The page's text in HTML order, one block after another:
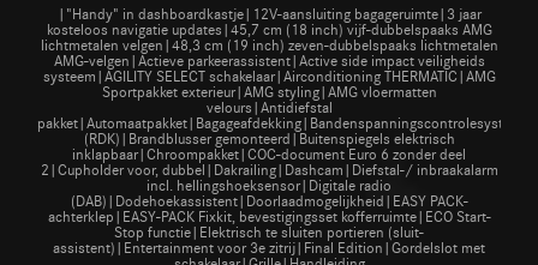
|"Handy" in dashboardkastje|12V-aansluiting bagageruimte|3 jaar
kosteloos navigatie updates|45,7 cm (18 inch) vijf-dubbelspaaks AMG
lichtmetalen velgen|48,3 cm (19 inch) zeven-dubbelspaaks lichtmetalen
AMG-velgen|Actieve parkeerassistent|Active side impact veiligheids
systeem|AGILITY SELECT schakelaar|Airconditioning THERMATIC|AMG
Sportpakket exterieur|AMG styling|AMG vloermatten
velours|Antidiefstal
pakket|Automaatpakket|Bagageafdekking|Bandenspanningscontrolesysteem
(RDK)|Brandblusser gemonteerd|Buitenspiegels elektrisch
inklapbaar|Chroompakket|COC-document Euro 6 zonder deel
2|Cupholder voor, dubbel|Dakrailing|Dashcam|Diefstal-/ inbraakalarm
incl. hellingshoeksensor|Digitale radio
(DAB)|Dodehoekassistent|Doorlaadmogelijkheid|EASY PACK-
achterklep|EASY-PACK Fixkit, bevestigingsset kofferruimte|ECO Start-
Stop functie|Elektrisch te sluiten portieren (sluit-
assistent)|Entertainment voor 3e zitrij|Final Edition|Gordelslot met